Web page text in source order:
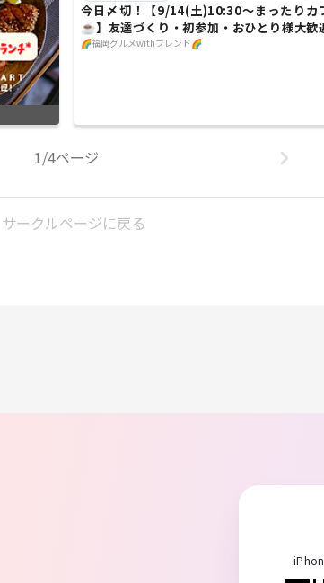
今日〆切！【9/14(土)10:30〜まったりカ
☕】友達づくり・初参加・おひとり様大歓
性主催🌈
🌈福岡グルメwithフレンド🌈
1/4ページ
サークルページに戻る